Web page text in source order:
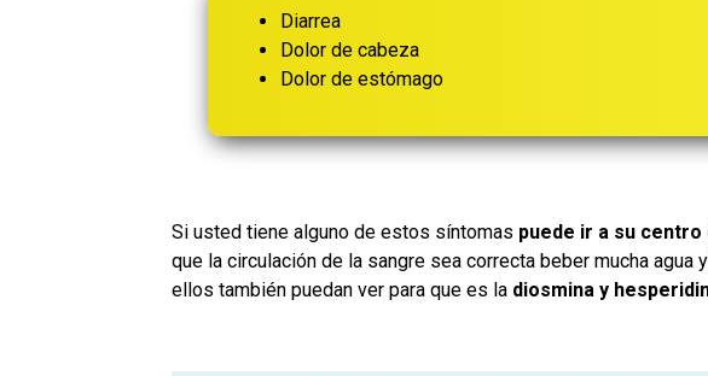
Diarrea
Dolor de cabeza
Dolor de estómago
Si usted tiene alguno de estos síntomas puede ir a su
que la circulación de la sangre sea correcta beber mucha
ellos también puedan ver para que es la diosmina y